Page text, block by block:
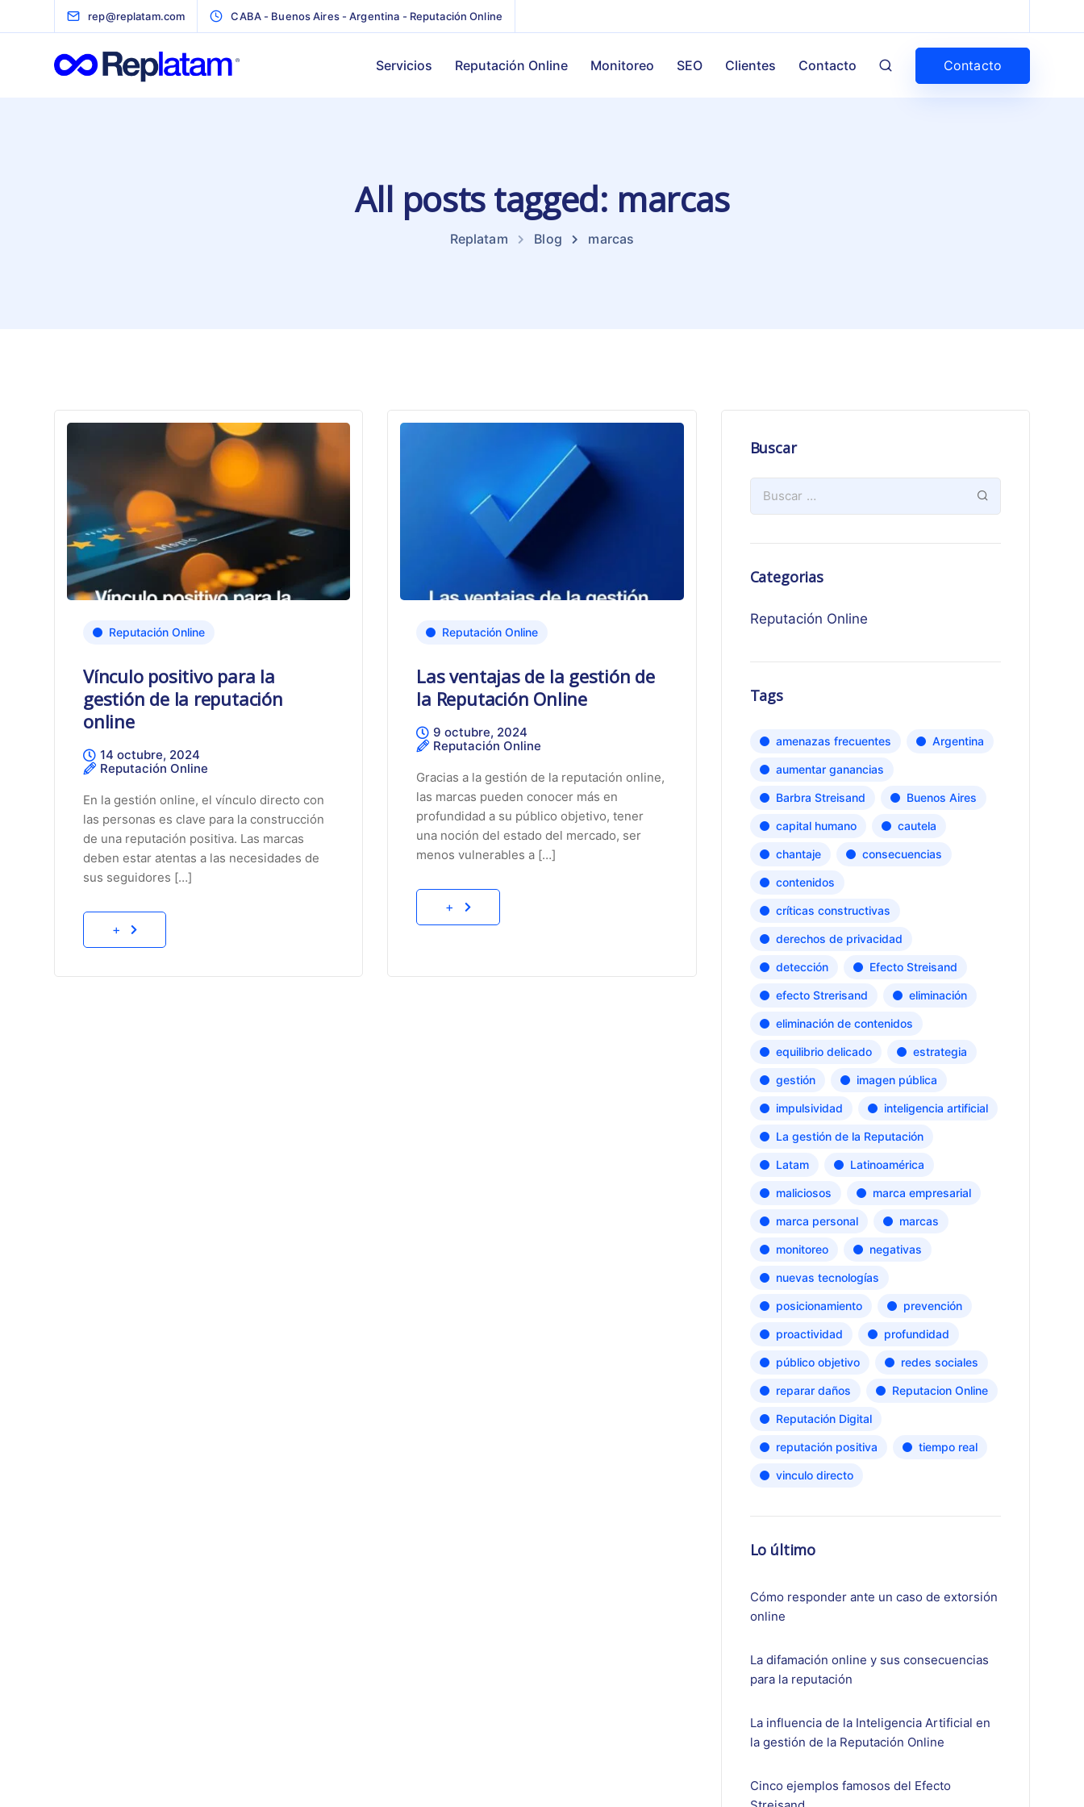
rep@replatam.com CABA - Buenos Aires - Argentina - Reputación Online
Servicios Reputación Online Monitoreo SEO Clientes Contacto Contacto
All posts tagged: marcas
Replatam Blog marcas
Reputación Online
Vínculo positivo para la
gestión de la reputación
online
14 octubre, 2024
Reputación Online
En la gestión online, el vínculo directo con
las personas es clave para la construcción
de una reputación positiva. Las marcas
deben estar atentas a las necesidades de
sus seguidores […]
+
Reputación Online
Las ventajas de la gestión de
la Reputación Online
9 octubre, 2024
Reputación Online
Gracias a la gestión de la reputación online,
las marcas pueden conocer más en
profundidad a su público objetivo, tener
una noción del estado del mercado, ser
menos vulnerables a […]
+
Buscar
Categorias
Reputación Online
Tags
amenazas frecuentes Argentina
aumentar ganancias
Barbra Streisand Buenos Aires
capital humano cautela
chantaje consecuencias
contenidos
críticas constructivas
derechos de privacidad
detección Efecto Streisand
efecto Strerisand eliminación
eliminación de contenidos
equilibrio delicado estrategia
gestión imagen pública
impulsividad inteligencia artificial
La gestión de la Reputación
Latam Latinoamérica
maliciosos marca empresarial
marca personal marcas
monitoreo negativas
nuevas tecnologías
posicionamiento prevención
proactividad profundidad
público objetivo redes sociales
reparar daños Reputacion Online
Reputación Digital
reputación positiva tiempo real
vinculo directo
Lo último
Cómo responder ante un caso de extorsión
online
La difamación online y sus consecuencias
para la reputación
La influencia de la Inteligencia Artificial en
la gestión de la Reputación Online
Cinco ejemplos famosos del Efecto